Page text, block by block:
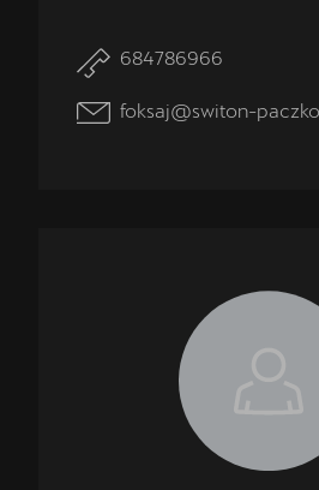
684786966
foksaj@switon-